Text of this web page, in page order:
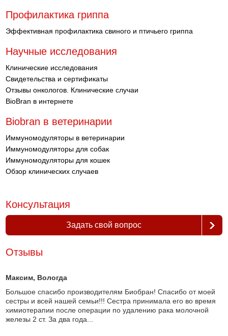
Профилактика гриппа
Эффективная профилактика свиного и птичьего гриппа
Научные исследования
Клинические исследования
Свидетельства и сертификаты
Отзывы онкологов. Клинические случаи
BioBran в интернете
Biobran в ветеринарии
Иммуномодуляторы в ветеринарии
Иммуномодуляторы для собак
Иммуномодуляторы для кошек
Обзор клинических случаев
Консультация
Задать свой вопрос
Отзывы
Максим, Вологда
Большое спасибо производителям Биобран! Спасибо от моей
сестры и всей нашей семьи!!! Сестра принимала его во время
химиотерапии после операции по удалению рака молочной
железы 2 ст. За два года...